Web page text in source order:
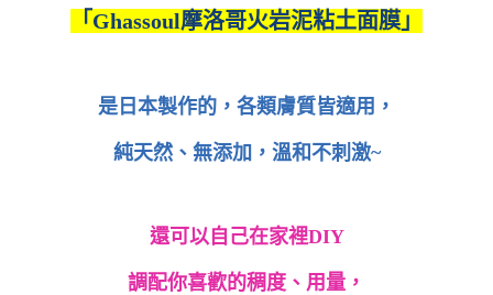
「 Ghassoul摩洛哥火岩泥粘土面膜」
是日本製作的，各類膚質皆適用，
純天然、無添加，溫和不刺激~
還可以自己在家裡DIY
調配你喜歡的稠度、用量，